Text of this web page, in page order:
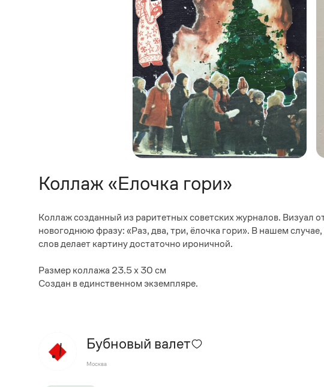
Коллаж «Елочка гори»
Коллаж созданный из раритетных советских журналов. Визуал
новогоднюю фразу: «Раз, два, три, ёлочка гори». В нашем
слов делает картину достаточно ироничной.
Размер коллажа 23.5 х 30 см
Создан в единственном экземпляре.
Бубновый валет
Москва